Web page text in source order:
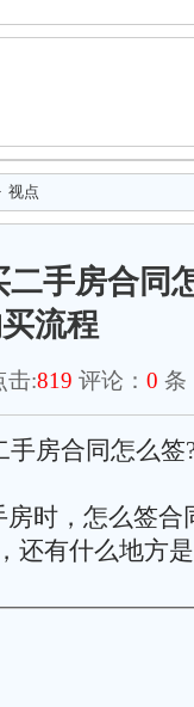
视点
手房合同
流程
击:819 评论： 0 条
手房合同怎么签
时，怎么签合
还有什么地方